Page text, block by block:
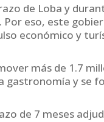
de Loba y
Por eso, este
económico y
más de 1.7
gastronomía y se
de 7 meses